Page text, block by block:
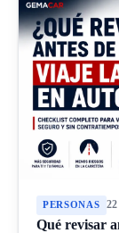
PERSONAS
Qué revisar